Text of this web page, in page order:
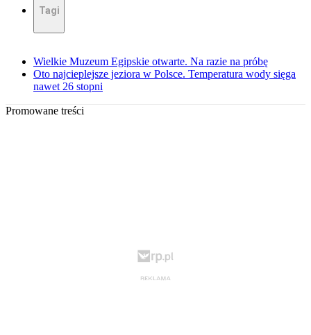
Tagi
Wielkie Muzeum Egipskie otwarte. Na razie na próbę
Oto najcieplejsze jeziora w Polsce. Temperatura wody sięga
nawet 26 stopni
Promowane treści